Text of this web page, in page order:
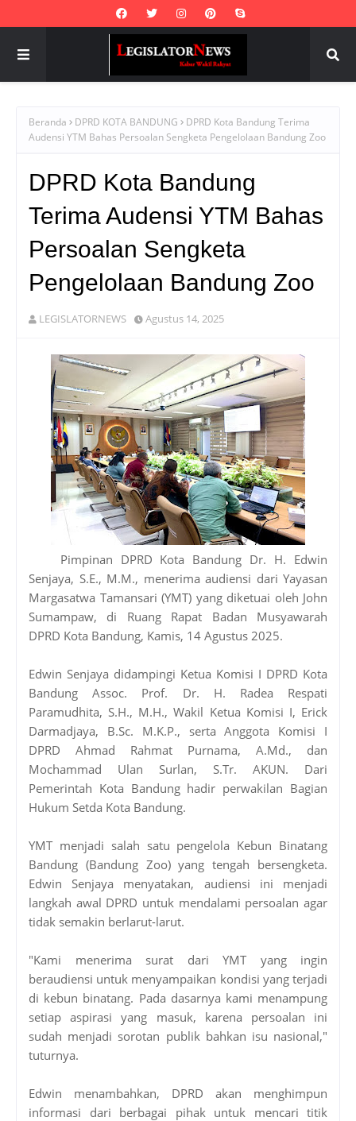
Beranda DPRD KOTA BANDUNG
DPRD Kota Bandung Terima
Audensi YTM Bahas Persoalan Sengketa Pengelolaan Bandung Zoo
DPRD Kota Bandung
Terima Audensi YTM Bahas
Persoalan Sengketa
Pengelolaan Bandung Zoo
LEGISLATORNEWS Agustus 14, 2025
Pimpinan DPRD Kota Bandung Dr. H. Edwin
Senjaya, S.E., M.M., menerima audiensi dari Yayasan
Margasatwa Tamansari (YMT) yang diketuai oleh John
Sumampaw, di Ruang Rapat Badan Musyawarah
DPRD Kota Bandung, Kamis, 14 Agustus 2025.
Edwin Senjaya didampingi Ketua Komisi I DPRD Kota
Bandung Assoc. Prof. Dr. H. Radea Respati
Paramudhita, S.H., M.H., Wakil Ketua Komisi I, Erick
Darmadjaya, B.Sc. M.K.P., serta Anggota Komisi I
DPRD Ahmad Rahmat Purnama, A.Md., dan
Mochammad Ulan Surlan, S.Tr. AKUN. Dari
Pemerintah Kota Bandung hadir perwakilan Bagian
Hukum Setda Kota Bandung.
YMT menjadi salah satu pengelola Kebun Binatang
Bandung (Bandung Zoo) yang tengah bersengketa.
Edwin Senjaya menyatakan, audiensi ini menjadi
langkah awal DPRD untuk mendalami persoalan agar
tidak semakin berlarut-larut.
"Kami menerima surat dari YMT yang ingin
beraudiensi untuk menyampaikan kondisi yang terjadi
di kebun binatang. Pada dasarnya kami menampung
setiap aspirasi yang masuk, karena persoalan ini
sudah menjadi sorotan publik bahkan isu nasional,"
tuturnya.
Edwin menambahkan, DPRD akan menghimpun
informasi dari berbagai pihak untuk mencari titik